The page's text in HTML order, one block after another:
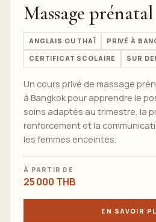
Massage prénatal
ANGLAIS OU THAÏ PRIVÉ À
CERTIFICAT SCOLAIRE SUR
Un cours privé de massage
à Bangkok pour apprendre le
soins adaptés au trimestre, la
renforcement et la
les femmes enceintes.
À PARTIR DE
25 000 THB
EN SAVOIR